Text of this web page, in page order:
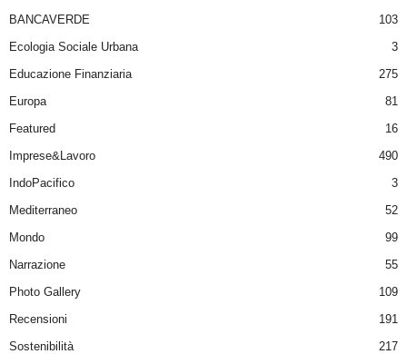
BANCAVERDE
103
Ecologia Sociale Urbana
3
Educazione Finanziaria
275
Europa
81
Featured
16
Imprese&Lavoro
490
IndoPacifico
3
Mediterraneo
52
Mondo
99
Narrazione
55
Photo Gallery
109
Recensioni
191
Sostenibilità
217